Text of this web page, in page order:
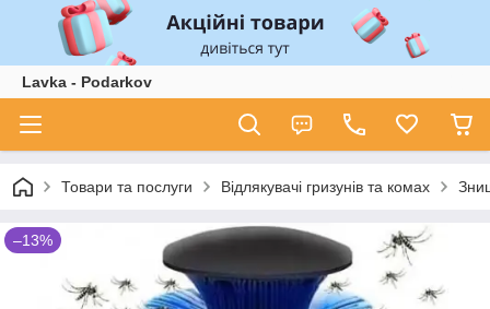
Lavka - Podarkov
Товари та послуги Відлякувачі гризунів та комах
–13%